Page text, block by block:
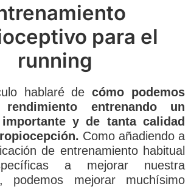
para el
running
hablaré de cómo podemos
entrenando un
y de tanta calidad
Como añadiendo a
de entrenamiento habitual
a mejorar nuestra
podemos mejorar muchísimo